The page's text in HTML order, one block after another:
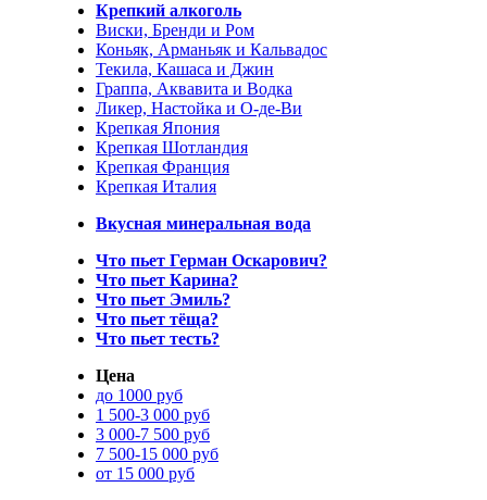
Крепкий алкоголь
Виски, Бренди и Ром
Коньяк, Арманьяк и Кальвадос
Текила, Кашаса и Джин
Граппа, Аквавита и Водка
Ликер, Настойка и О-де-Ви
Крепкая Япония
Крепкая Шотландия
Крепкая Франция
Крепкая Италия
Вкусная минеральная вода
Что пьет Герман Оскарович?
Что пьет Карина?
Что пьет Эмиль?
Что пьет тёща?
Что пьет тесть?
Цена
до 1000 руб
1 500-3 000 руб
3 000-7 500 руб
7 500-15 000 руб
от 15 000 руб